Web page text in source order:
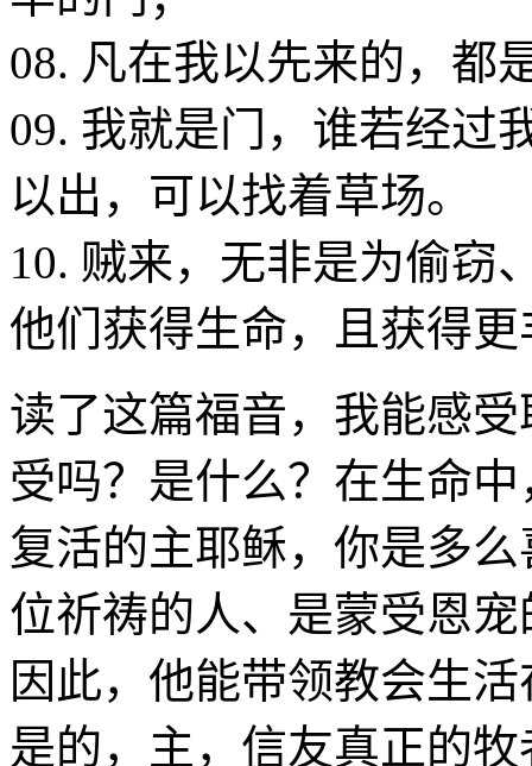
08. 凡在我以先来的，都
09. 我就是门，谁若经过
以出，可以找着草场。
10. 贼来，无非是为偷窃
他们获得生命，且获得
读了这篇福音，我能感
受吗？是什么？在生命
复活的主耶稣，你是多
位祈祷的人、是蒙受恩
因此，他能带领教会生
是的，主，信友真正的